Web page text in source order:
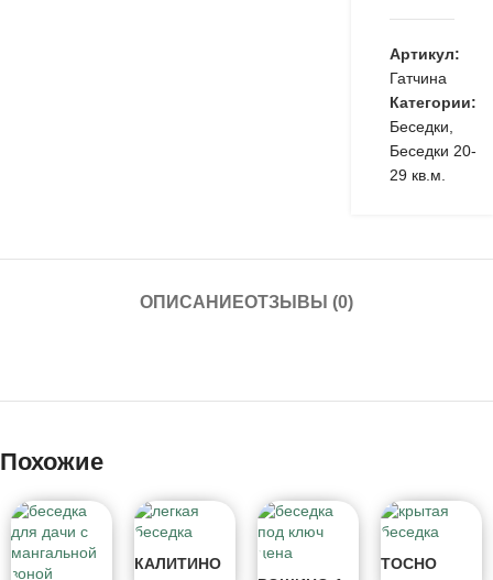
Артикул:
Гатчина
Категории:
Беседки
Беседки 20-
29 кв.м.
ОПИСАНИЕОТЗЫВЫ (0)
Похожие
КАЛИТИНО
ТОСНО